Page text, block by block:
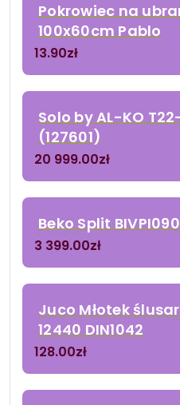
Pokrowiec na
100x60cm Pablo
13.90zł
Solo by AL-KO
(127601)
20 999.00zł
Beko Split BIVPI090
3 399.00zł
Juco Młotek
12440 DIN1042
128.00zł